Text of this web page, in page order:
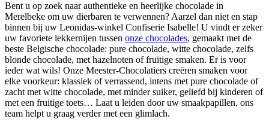
Bent u op zoek naar authentieke en heerlijke chocolade in
Merelbeke om uw dierbaren te verwennen? Aarzel dan niet en stap
binnen bij uw Leonidas-winkel Confiserie Isabelle! U vindt er zeker
uw favoriete lekkernijen tussen onze chocolades, gemaakt met de
beste Belgische chocolade: pure chocolade, witte chocolade, zelfs
blonde chocolade, met hazelnoten of fruitige smaken. Er is voor
ieder wat wils! Onze Meester-Chocolatiers creëren smaken voor
elke voorkeur: klassiek of verrassend, intens met pure chocolade of
zacht met witte chocolade, met minder suiker, geliefd bij kinderen of
met een fruitige toets… Laat u leiden door uw smaakpapillen, ons
team helpt u graag verder met een glimlach.